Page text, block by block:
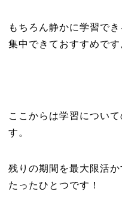
もちろん静かに学習で
集中できておすすめです
ここからは学習につい
す。
残りの期間を最大限活
たったひとつです！